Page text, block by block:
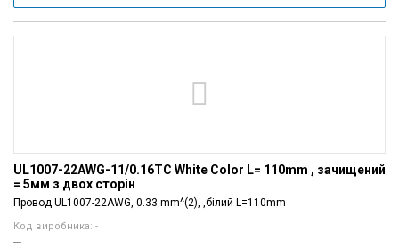
UL1007-22AWG-11/0.16TC White Color L= 110mm , зачищений
= 5мм з двох сторін
Провод UL1007-22AWG, 0.33 mm^(2), ,білий L=110mm
Код виробника: -
---